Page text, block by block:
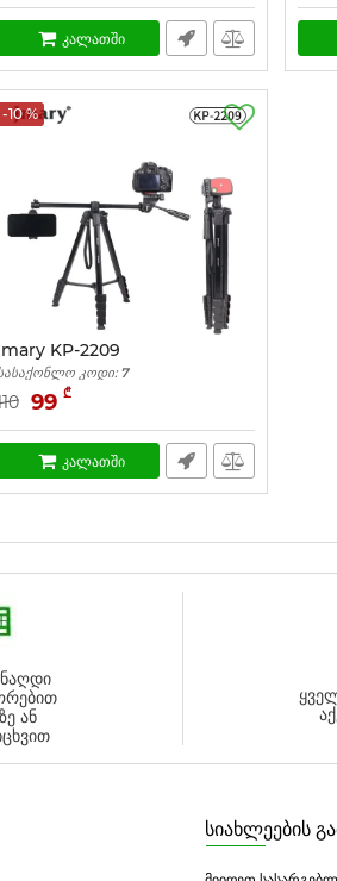
კალათში
-10 %
KP-2209
კოდი: 7
99 ₾
კალათში
ან
სიახლეების